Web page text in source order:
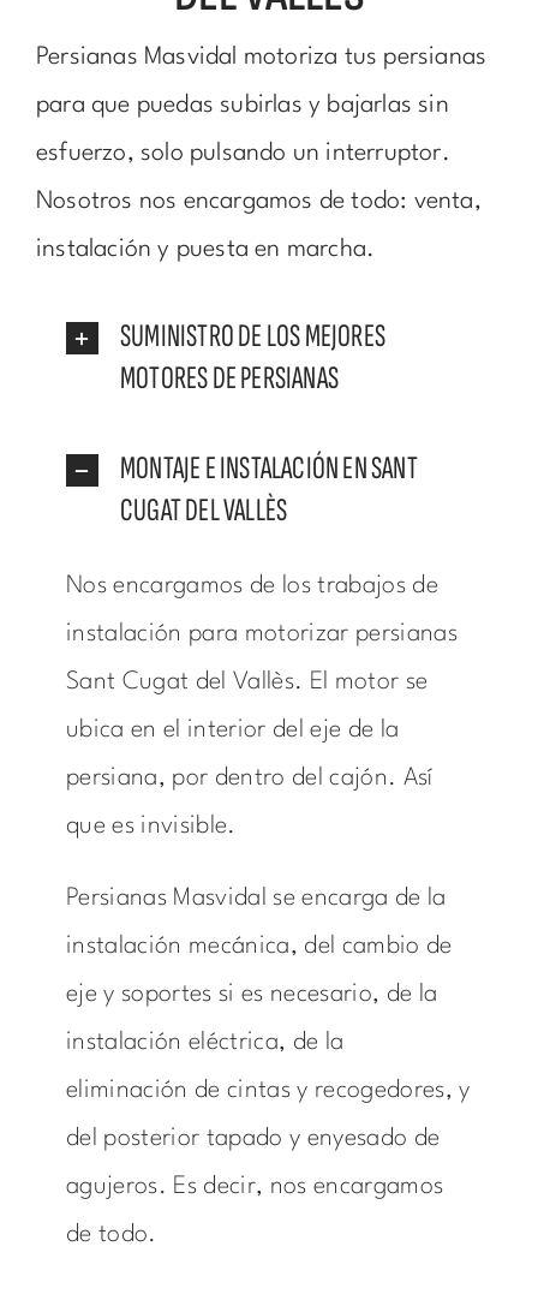
Persianas Masvidal motoriza tus persianas
para que puedas subirlas y bajarlas sin
esfuerzo, solo pulsando un interruptor.
Nosotros nos encargamos de todo: venta,
instalación y puesta en marcha.
SUMINISTRO DE LOS MEJORES
MOTORES DE PERSIANAS
MONTAJE E INSTALACIÓN EN SANT
CUGAT DEL VALLÈS
Nos encargamos de los trabajos de
instalación para motorizar persianas
Sant Cugat del Vallès. El motor se
ubica en el interior del eje de la
persiana, por dentro del cajón. Así
que es invisible.
Persianas Masvidal se encarga de la
instalación mecánica, del cambio de
eje y soportes si es necesario, de la
instalación eléctrica, de la
eliminación de cintas y recogedores, y
del posterior tapado y enyesado de
agujeros. Es decir, nos encargamos
de todo.